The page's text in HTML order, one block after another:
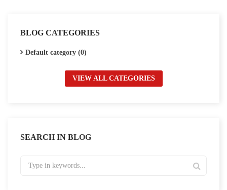
BLOG CATEGORIES
Default category (0)
VIEW ALL CATEGORIES
SEARCH IN BLOG